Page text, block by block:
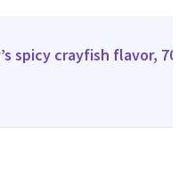
spicy crayfish flavor, 70 г